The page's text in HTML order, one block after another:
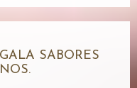
SABORES